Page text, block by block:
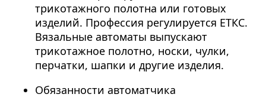
трикотажного полотна или готовых
изделий. Профессия регулируется ЕТКС.
Вязальные автоматы выпускают
трикотажное полотно, носки, чулки,
перчатки, шапки и другие изделия.
Обязанности автоматчика